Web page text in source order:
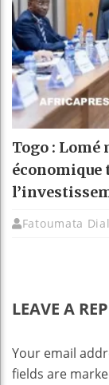
Togo : Lomé
Fatoumata
LEAVE A
Your email
fields are